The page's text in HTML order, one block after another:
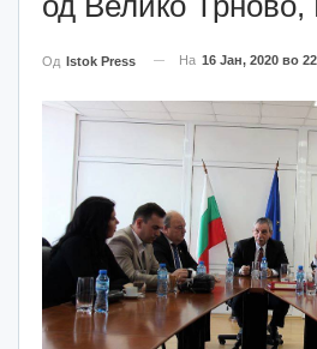
Од Istok Press На 16 Јан, 2020 во